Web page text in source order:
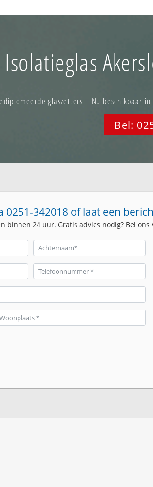
Isolatieglas
glaszetters | Nu beschikbaar
Bel:
0251-342018 of laat een
binnen 24 uur. Gratis advies nodig? Bel ons